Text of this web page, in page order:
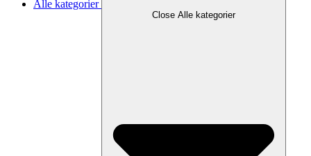
Alle kategorier
Close Alle kategorier